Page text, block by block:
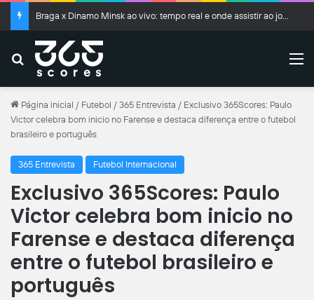
Braga x Dinamo Minsk ao vivo: tempo real e onde assistir ao jogo da Liga Conferência
Buscar
Página inicial / Futebol / 365 Entrevista / Exclusivo 365Scores: Paulo
Victor celebra bom inicio no Farense e destaca diferença entre o futebol
brasileiro e português
365 Entrevista Futebol Internacional
Exclusivo 365Scores: Paulo
Victor celebra bom inicio no
Farense e destaca diferença
entre o futebol brasileiro e
português